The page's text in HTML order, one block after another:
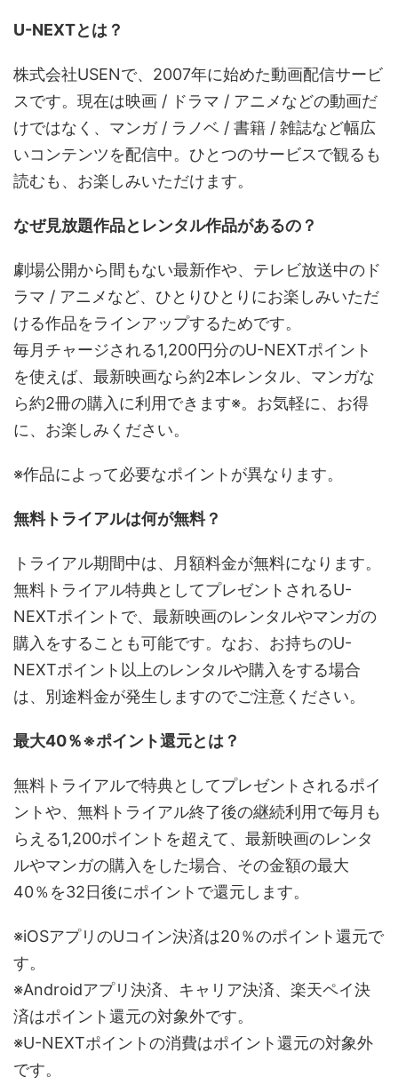
U-NEXTとは？
株式会社USENで、2007年に始めた動画配信サービ
スです。現在は映画 / ドラマ / アニメなどの動画だ
けではなく、マンガ / ラノベ / 書籍 / 雑誌など幅広
いコンテンツを配信中。ひとつのサービスで観るも
読むも、お楽しみいただけます。
なぜ見放題作品とレンタル作品があるの？
劇場公開から間もない最新作や、テレビ放送中のド
ラマ / アニメなど、ひとりひとりにお楽しみいただ
ける作品をラインアップするためです。
毎月チャージされる1,200円分のU-NEXTポイント
を使えば、最新映画なら約2本レンタル、マンガな
ら約2冊の購入に利用できます※。お気軽に、お得
に、お楽しみください。
※作品によって必要なポイントが異なります。
無料トライアルは何が無料？
トライアル期間中は、月額料金が無料になります。
無料トライアル特典としてプレゼントされるU-
NEXTポイントで、最新映画のレンタルやマンガの
購入をすることも可能です。なお、お持ちのU-
NEXTポイント以上のレンタルや購入をする場合
は、別途料金が発生しますのでご注意ください。
最大40％※ポイント還元とは？
無料トライアルで特典としてプレゼントされるポイ
ントや、無料トライアル終了後の継続利用で毎月も
らえる1,200ポイントを超えて、最新映画のレンタ
ルやマンガの購入をした場合、その金額の最大
40％を32日後にポイントで還元します。
※iOSアプリのUコイン決済は20％のポイント還元で
す。
※Androidアプリ決済、キャリア決済、楽天ペイ決
済はポイント還元の対象外です。
※U-NEXTポイントの消費はポイント還元の対象外
です。